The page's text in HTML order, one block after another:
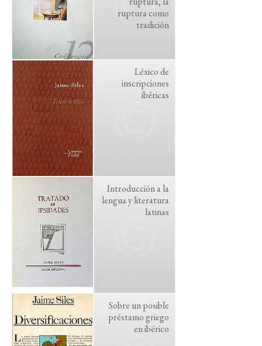
ruptura como
tradición
Léxico de
inscripciones
ibéricas
Introducción a la
lengua y literatura
latinas
Sobre un posible
préstamo griego
en ibérico